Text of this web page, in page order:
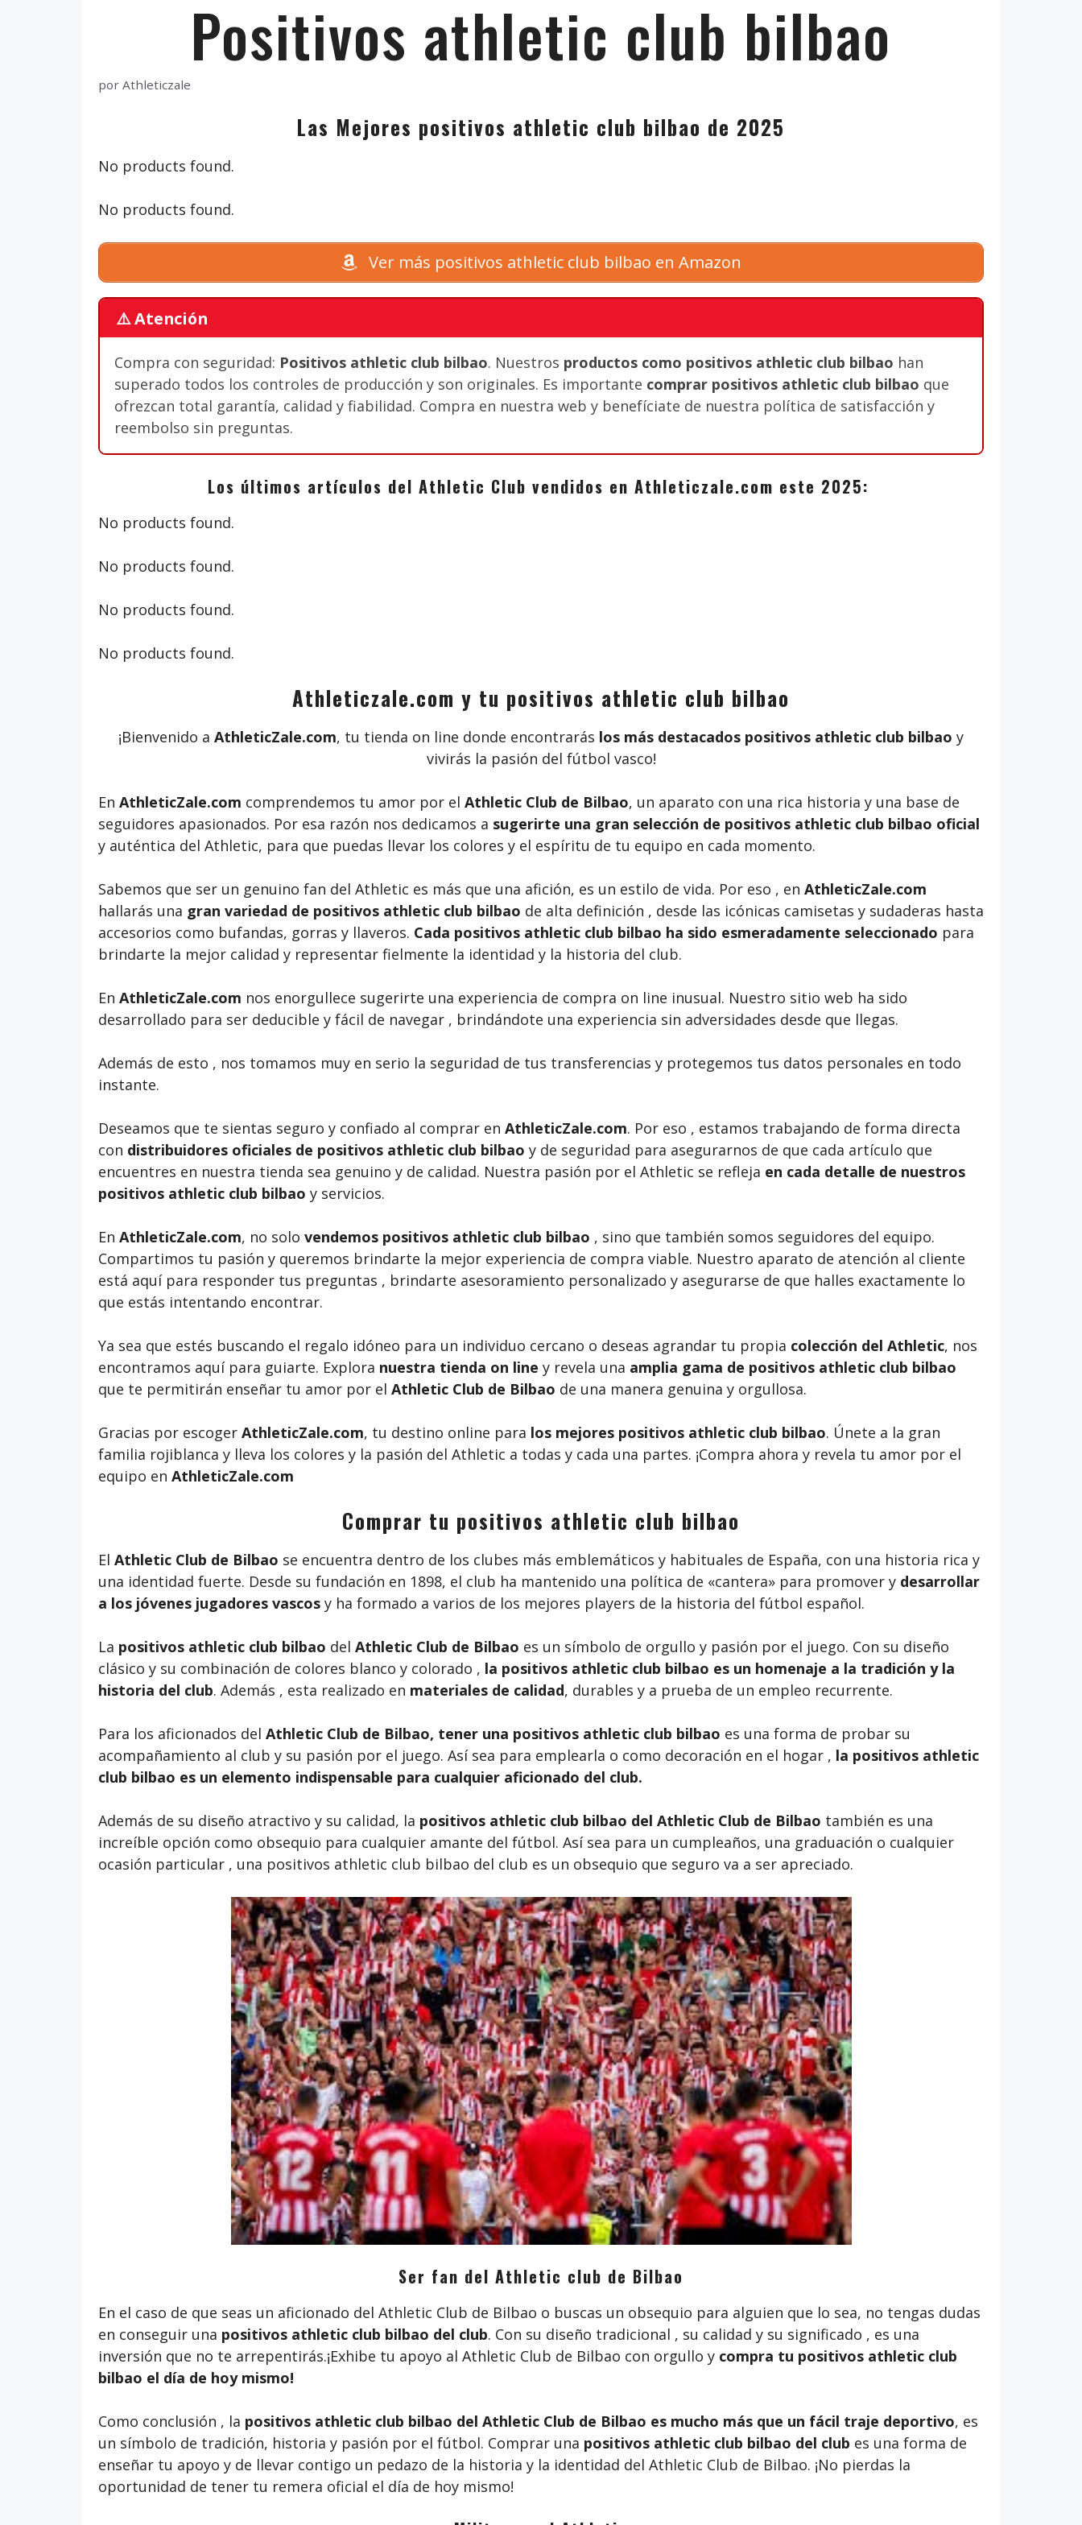
Positivos athletic club bilbao
por Athleticzale
Las Mejores positivos athletic club bilbao de 2025
No products found.
No products found.
Ver más positivos athletic club bilbao en Amazon
⚠️ Atención
Compra con seguridad: Positivos athletic club bilbao. Nuestros productos como positivos athletic club bilbao han
superado todos los controles de producción y son originales. Es importante comprar positivos athletic club bilbao que
ofrezcan total garantía, calidad y fiabilidad. Compra en nuestra web y benefíciate de nuestra política de satisfacción y
reembolso sin preguntas.
Los últimos artículos del Athletic Club vendidos en Athleticzale.com este 2025:
No products found.
No products found.
No products found.
No products found.
Athleticzale.com y tu positivos athletic club bilbao
¡Bienvenido a AthleticZale.com, tu tienda on line donde encontrarás los más destacados positivos athletic club bilbao y
vivirás la pasión del fútbol vasco!
En AthleticZale.com comprendemos tu amor por el Athletic Club de Bilbao, un aparato con una rica historia y una base de
seguidores apasionados. Por esa razón nos dedicamos a sugerirte una gran selección de positivos athletic club bilbao oficial
y auténtica del Athletic, para que puedas llevar los colores y el espíritu de tu equipo en cada momento.
Sabemos que ser un genuino fan del Athletic es más que una afición, es un estilo de vida. Por eso , en AthleticZale.com
hallarás una gran variedad de positivos athletic club bilbao de alta definición , desde las icónicas camisetas y sudaderas hasta
accesorios como bufandas, gorras y llaveros. Cada positivos athletic club bilbao ha sido esmeradamente seleccionado para
brindarte la mejor calidad y representar fielmente la identidad y la historia del club.
En AthleticZale.com nos enorgullece sugerirte una experiencia de compra on line inusual. Nuestro sitio web ha sido
desarrollado para ser deducible y fácil de navegar , brindándote una experiencia sin adversidades desde que llegas.
Además de esto , nos tomamos muy en serio la seguridad de tus transferencias y protegemos tus datos personales en todo
instante.
Deseamos que te sientas seguro y confiado al comprar en AthleticZale.com. Por eso , estamos trabajando de forma directa
con distribuidores oficiales de positivos athletic club bilbao y de seguridad para asegurarnos de que cada artículo que
encuentres en nuestra tienda sea genuino y de calidad. Nuestra pasión por el Athletic se refleja en cada detalle de nuestros
positivos athletic club bilbao y servicios.
En AthleticZale.com, no solo vendemos positivos athletic club bilbao , sino que también somos seguidores del equipo.
Compartimos tu pasión y queremos brindarte la mejor experiencia de compra viable. Nuestro aparato de atención al cliente
está aquí para responder tus preguntas , brindarte asesoramiento personalizado y asegurarse de que halles exactamente lo
que estás intentando encontrar.
Ya sea que estés buscando el regalo idóneo para un individuo cercano o deseas agrandar tu propia colección del Athletic, nos
encontramos aquí para guiarte. Explora nuestra tienda on line y revela una amplia gama de positivos athletic club bilbao
que te permitirán enseñar tu amor por el Athletic Club de Bilbao de una manera genuina y orgullosa.
Gracias por escoger AthleticZale.com, tu destino online para los mejores positivos athletic club bilbao. Únete a la gran
familia rojiblanca y lleva los colores y la pasión del Athletic a todas y cada una partes. ¡Compra ahora y revela tu amor por el
equipo en AthleticZale.com
Comprar tu positivos athletic club bilbao
El Athletic Club de Bilbao se encuentra dentro de los clubes más emblemáticos y habituales de España, con una historia rica y
una identidad fuerte. Desde su fundación en 1898, el club ha mantenido una política de «cantera» para promover y desarrollar
a los jóvenes jugadores vascos y ha formado a varios de los mejores players de la historia del fútbol español.
La positivos athletic club bilbao del Athletic Club de Bilbao es un símbolo de orgullo y pasión por el juego. Con su diseño
clásico y su combinación de colores blanco y colorado , la positivos athletic club bilbao es un homenaje a la tradición y la
historia del club. Además , esta realizado en materiales de calidad, durables y a prueba de un empleo recurrente.
Para los aficionados del Athletic Club de Bilbao, tener una positivos athletic club bilbao es una forma de probar su
acompañamiento al club y su pasión por el juego. Así sea para emplearla o como decoración en el hogar , la positivos athletic
club bilbao es un elemento indispensable para cualquier aficionado del club.
Además de su diseño atractivo y su calidad, la positivos athletic club bilbao del Athletic Club de Bilbao también es una
increíble opción como obsequio para cualquier amante del fútbol. Así sea para un cumpleaños, una graduación o cualquier
ocasión particular , una positivos athletic club bilbao del club es un obsequio que seguro va a ser apreciado.
Ser fan del Athletic club de Bilbao
En el caso de que seas un aficionado del Athletic Club de Bilbao o buscas un obsequio para alguien que lo sea, no tengas dudas
en conseguir una positivos athletic club bilbao del club. Con su diseño tradicional , su calidad y su significado , es una
inversión que no te arrepentirás.¡Exhibe tu apoyo al Athletic Club de Bilbao con orgullo y compra tu positivos athletic club
bilbao el día de hoy mismo!
Como conclusión , la positivos athletic club bilbao del Athletic Club de Bilbao es mucho más que un fácil traje deportivo, es
un símbolo de tradición, historia y pasión por el fútbol. Comprar una positivos athletic club bilbao del club es una forma de
enseñar tu apoyo y de llevar contigo un pedazo de la historia y la identidad del Athletic Club de Bilbao. ¡No pierdas la
oportunidad de tener tu remera oficial el día de hoy mismo!